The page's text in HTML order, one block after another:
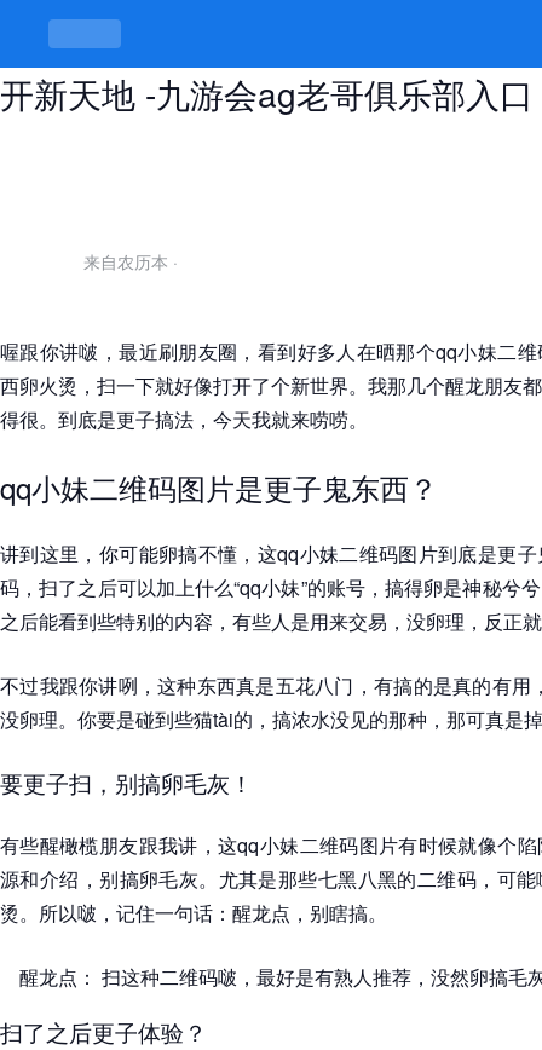
qq小妹二维码图片，扫一下就能打
开新天地 -九游会ag老哥俱乐部入口
来自农历本 ·
喔跟你讲啵，最近刷朋友圈，看到好多人在晒那个qq小妹二
西卵火烫，扫一下就好像打开了个新世界。我那几个醒龙朋友
得很。到底是更子搞法，今天我就来唠唠。
qq小妹二维码图片是更子鬼东西？
讲到这里，你可能卵搞不懂，这qq小妹二维码图片到底是更
码，扫了之后可以加上什么“qq小妹”的账号，搞得卵是神秘兮
之后能看到些特别的内容，有些人是用来交易，没卵理，反正
不过我跟你讲咧，这种东西真是五花八门，有搞的是真的有用
没卵理。你要是碰到些猫tài的，搞浓水没见的那种，那可真是
要更子扫，别搞卵毛灰！
有些醒橄榄朋友跟我讲，这qq小妹二维码图片有时候就像个
源和介绍，别搞卵毛灰。尤其是那些七黑八黑的二维码，可
烫。所以啵，记住一句话：醒龙点，别瞎搞。
醒龙点： 扫这种二维码啵，最好是有熟人推荐，没然卵搞毛
扫了之后更子体验？